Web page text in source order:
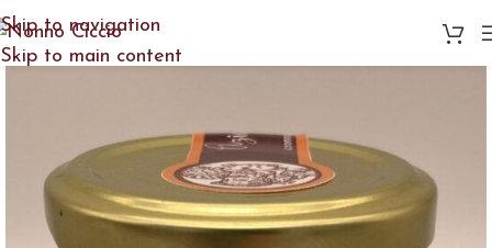
Skip to navigation
Skip to main content